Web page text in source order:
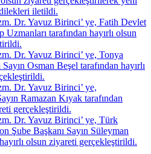
iletildi.
Dr. Yavuz Birinci’ ye, Fatih Devlet
Uzmanları tarafından hayırlı olsun
Dr. Yavuz Birinci’ ye, Tonya
Osman Beşel tarafından hayırlı
Dr. Yavuz Birinci’ ye,
Ramazan Kıyak tarafından
gerçekleştirildi.
Dr. Yavuz Birinci’ ye, Türk
Şube Başkanı Sayın Süleyman
olsun ziyareti gerçekleştirildi.